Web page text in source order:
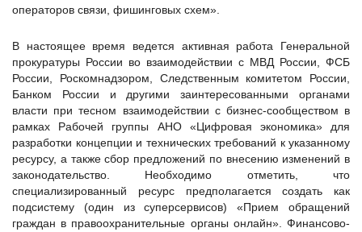
операторов связи, фишинговых схем».
В настоящее время ведется активная работа Генеральной
прокуратуры России во взаимодействии с МВД России, ФСБ
России, Роскомнадзором, Следственным комитетом России,
Банком России и другими заинтересованными органами
власти при тесном взаимодействии с бизнес-сообществом в
рамках Рабочей группы АНО «Цифровая экономика» для
разработки концепции и технических требований к указанному
ресурсу, а также сбор предложений по внесению изменений в
законодательство. Необходимо отметить, что
специализированный ресурс предполагается создать как
подсистему (один из суперсервисов) «Прием обращений
граждан в правоохранительные органы онлайн». Финансово-